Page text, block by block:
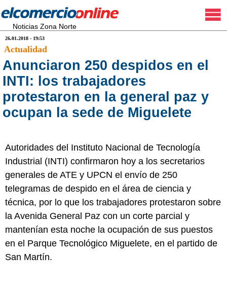
Noticias Zona Norte
26.01.2018 - 19:53
Actualidad
Anunciaron 250 despidos en el
INTI: los trabajadores
protestaron en la general paz y
ocupan la sede de Miguelete
Autoridades del Instituto Nacional de Tecnología
Industrial (INTI) confirmaron hoy a los secretarios
generales de ATE y UPCN el envío de 250
telegramas de despido en el área de ciencia y
técnica, por lo que los trabajadores protestaron sobre
la Avenida General Paz con un corte parcial y
mantenían esta noche la ocupación de sus puestos
en el Parque Tecnológico Miguelete, en el partido de
San Martín.